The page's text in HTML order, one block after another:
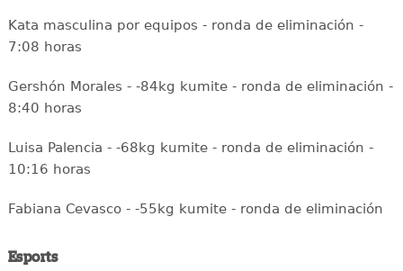
Kata masculina por equipos - ronda de eliminación -
7:08 horas
Gershón Morales - -84kg kumite - ronda de eliminación -
8:40 horas
Luisa Palencia - -68kg kumite - ronda de eliminación -
10:16 horas
Fabiana Cevasco - -55kg kumite - ronda de eliminación
Esports